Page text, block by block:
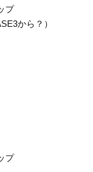
プ
から？）
プ